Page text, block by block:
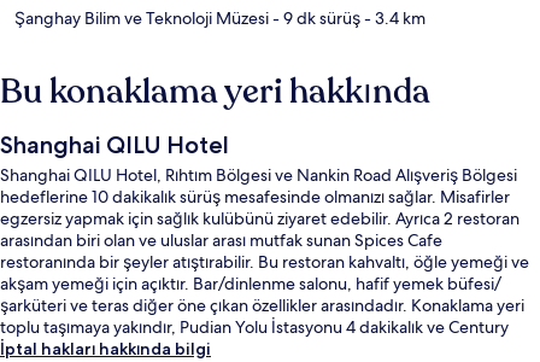
Şanghay Bilim ve Teknoloji Müzesi- 9 dk sürüş- 3.4 km
Bu konaklama yeri hakkında
Shanghai QILU Hotel
Shanghai QILU Hotel, Rıhtım Bölgesi ve Nankin Road Alışveriş Bölgesi
hedeflerine 10 dakikalık sürüş mesafesinde olmanızı sağlar. Misafirler
egzersiz yapmak için sağlık kulübünü ziyaret edebilir. Ayrıca 2 restoran
arasından biri olan ve uluslar arası mutfak sunan Spices Cafe
restoranında bir şeyler atıştırabilir. Bu restoran kahvaltı, öğle yemeği ve
akşam yemeği için açıktır. Bar/dinlenme salonu, hafif yemek büfesi/
şarküteri ve teras diğer öne çıkan özellikler arasındadır. Konaklama yeri
toplu taşımaya yakındır, Pudian Yolu İstasyonu 4 dakikalık ve Century
Bulvarı İstasyonu 11 dakikalık yürüme mesafesindedir.
İptal hakları hakkında bilgi